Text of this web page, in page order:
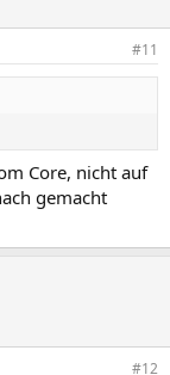
#11
Core, nicht auf
gemacht
#12